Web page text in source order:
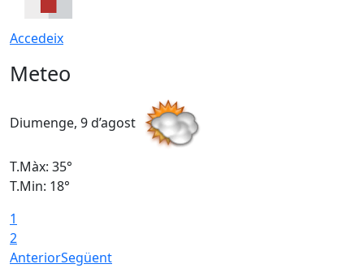
Accedeix
Meteo
Diumenge, 9 d’agost
T.Màx: 35°
T.Min: 18°
1
2
AnteriorSegüent